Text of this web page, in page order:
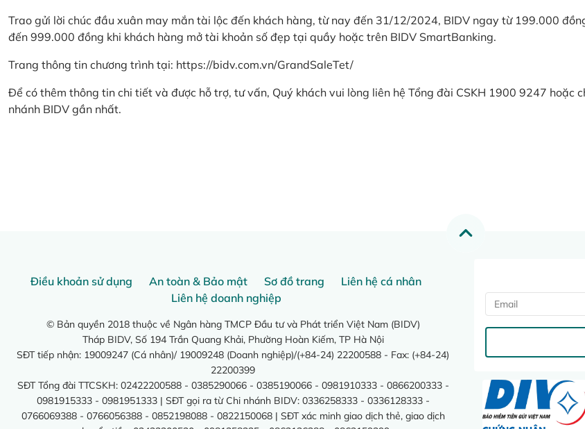
Trao gửi lời chúc đầu xuân may mắn tài lộc đến khách hàng, từ nay đến 31/12/2024, BIDV ngay từ 199.000
đến 999.000 đồng khi khách hàng mở tài khoản số đẹp tại quầy hoặc trên BIDV SmartBanking.
Trang thông tin chương trình tại: https://bidv.com.vn/GrandSaleTet/
Để có thêm thông tin chi tiết và được hỗ trợ, tư vấn, Quý khách vui lòng liên hệ Tổng đài CSKH 1900 9247 hoặc
nhánh BIDV gần nhất.
Điều khoản sử dụng An toàn & Bảo mật Sơ đồ trang
Liên hệ cá nhân
Liên hệ doanh nghiệp
© Bản quyền 2018 thuộc về Ngân hàng TMCP Đầu tư và Phát triển Việt Nam (BIDV)
Tháp BIDV, Số 194 Trần Quang Khải, Phường Hoàn Kiếm, TP Hà Nội
SĐT tiếp nhận: 19009247 (Cá nhân)/ 19009248 (Doanh nghiệp)/(+84-24) 22200588 - Fax: (+84-24)
22200399
SĐT Tổng đài TTCSKH: 02422200588 - 0385290066 - 0385190066 - 0981910333 - 0866200333 -
0981915333 - 0981951333 | SĐT gọi ra từ Chi nhánh BIDV: 0336258333 - 0336128333 -
0766069388 - 0766056388 - 0852198088 - 0822150068 | SĐT xác minh giao dịch thẻ, giao dịch